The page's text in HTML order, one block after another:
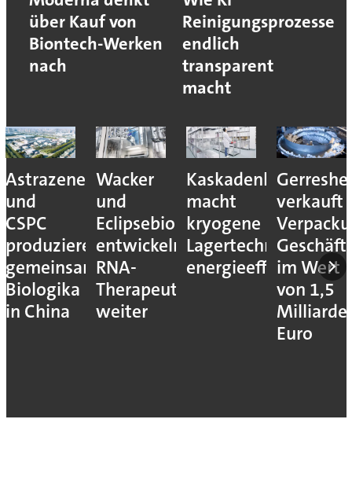
über Kauf von
Biontech-Werken
nach
Reinigungsprozesse
endlich
transparent
macht
Astrazeneca
und
CSPC
produzieren
gemeinsam
Biologika
in China
Wacker
und
Eclipsebio
entwickeln
RNA-
Therapeutika
weiter
Kaskadenkonzept
macht
kryogene
Lagertechnik
energieeffizienter
verkauft
im Wert
von 1,5
Euro